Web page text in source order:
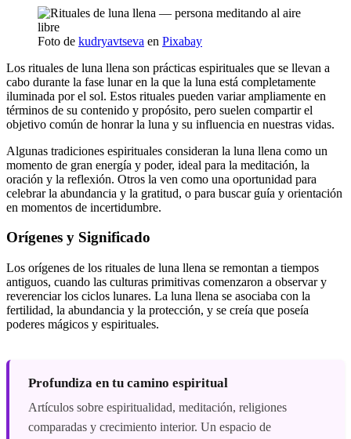
Foto de kudryavtseva en Pixabay
Los rituales de luna llena son prácticas espirituales que se llevan a
cabo durante la fase lunar en la que la luna está completamente
iluminada por el sol. Estos rituales pueden variar ampliamente en
términos de su contenido y propósito, pero suelen compartir el
objetivo común de honrar la luna y su influencia en nuestras vidas.
Algunas tradiciones espirituales consideran la luna llena como un
momento de gran energía y poder, ideal para la meditación, la
oración y la reflexión. Otros la ven como una oportunidad para
celebrar la abundancia y la gratitud, o para buscar guía y orientación
en momentos de incertidumbre.
Orígenes y Significado
Los orígenes de los rituales de luna llena se remontan a tiempos
antiguos, cuando las culturas primitivas comenzaron a observar y
reverenciar los ciclos lunares. La luna llena se asociaba con la
fertilidad, la abundancia y la protección, y se creía que poseía
poderes mágicos y espirituales.
Profundiza en tu camino espiritual
Artículos sobre espiritualidad, meditación, religiones
comparadas y crecimiento interior. Un espacio de